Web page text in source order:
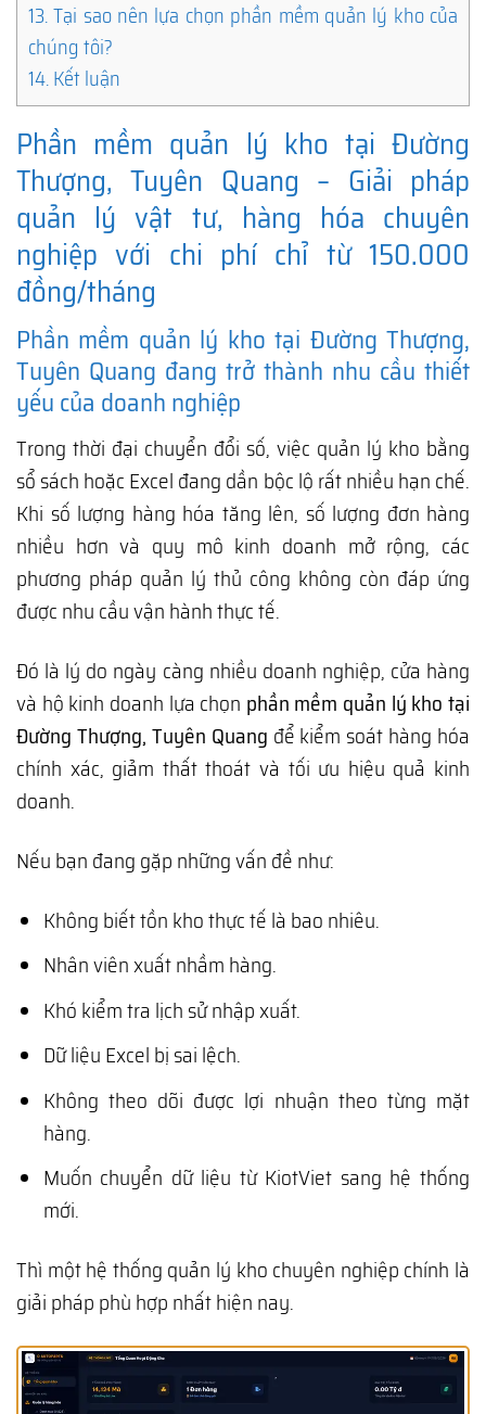
13.Tại sao nên lựa chọn phần mềm quản lý kho của
chúng tôi?
14.Kết luận
Phần mềm quản lý kho tại Đường
Thượng, Tuyên Quang – Giải pháp
quản lý vật tư, hàng hóa chuyên
nghiệp với chi phí chỉ từ 150.000
đồng/tháng
Phần mềm quản lý kho tại Đường Thượng,
Tuyên Quang đang trở thành nhu cầu thiết
yếu của doanh nghiệp
Trong thời đại chuyển đổi số, việc quản lý kho bằng
sổ sách hoặc Excel đang dần bộc lộ rất nhiều hạn chế.
Khi số lượng hàng hóa tăng lên, số lượng đơn hàng
nhiều hơn và quy mô kinh doanh mở rộng, các
phương pháp quản lý thủ công không còn đáp ứng
được nhu cầu vận hành thực tế.
Đó là lý do ngày càng nhiều doanh nghiệp, cửa hàng
và hộ kinh doanh lựa chọn phần mềm quản lý kho tại
Đường Thượng, Tuyên Quang để kiểm soát hàng hóa
chính xác, giảm thất thoát và tối ưu hiệu quả kinh
doanh.
Nếu bạn đang gặp những vấn đề như:
Không biết tồn kho thực tế là bao nhiêu.
Nhân viên xuất nhầm hàng.
Khó kiểm tra lịch sử nhập xuất.
Dữ liệu Excel bị sai lệch.
Không theo dõi được lợi nhuận theo từng mặt
hàng.
Muốn chuyển dữ liệu từ KiotViet sang hệ thống
mới.
Thì một hệ thống quản lý kho chuyên nghiệp chính là
giải pháp phù hợp nhất hiện nay.